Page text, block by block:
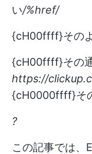
い/%href/
{cH00ffff}その
{cH00ffff}その
https://
{cH0000ffff}そ
?
この記事では、